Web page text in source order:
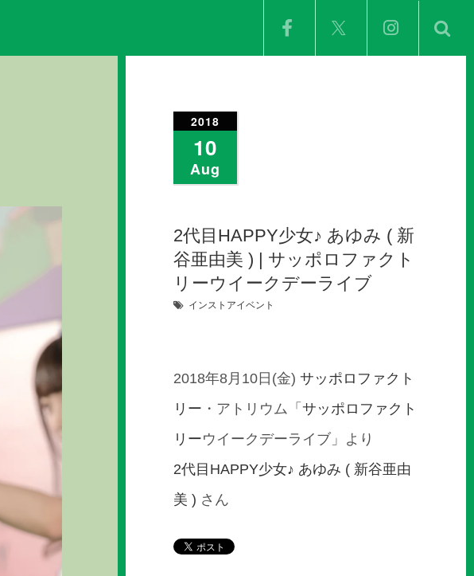
2018
10
Aug
2代目HAPPY少女♪ あゆみ ( 新
谷亜由美 ) | サッポロファクト
リーウイークデーライブ
インストアイベント
2018年8月10日(金) サッポロファクト
リー ・アトリウム「 サッポロファクト
リーウイークデーライブ」より
2代目HAPPY少女♪ あゆみ ( 新谷亜由
美 ) さん